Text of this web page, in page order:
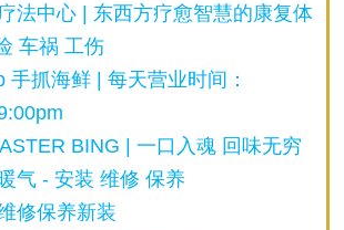
法中心 | 东西方疗愈智慧的康复体
车祸 工伤
手抓海鲜 | 每天营业时间：
BING | 一口入魂 回味无穷
气 - 安装 维修 保养
修保养新装